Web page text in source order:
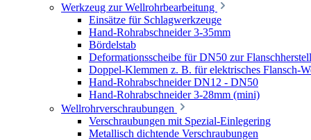
Werkzeug zur Wellrohrbearbeitung
Einsätze für Schlagwerkzeuge
Hand-Rohrabschneider 3-35mm
Bördelstab
Deformationsscheibe für DN50 zur
Doppel-Klemmen z. B. für elektrisches Flansch-
Hand-Rohrabschneider DN12 - DN50
Hand-Rohrabschneider 3-28mm (mini)
Wellrohrverschraubungen
Verschraubungen mit Spezial-Einlegering
Metallisch dichtende Verschraubungen